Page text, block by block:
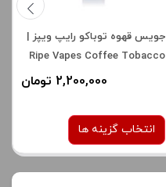
جویس قهوه توباکو رایپ ویپز |
Ripe Vapes Coffee Tobacco
2,200,000 تومان
انتخاب گزینه ها